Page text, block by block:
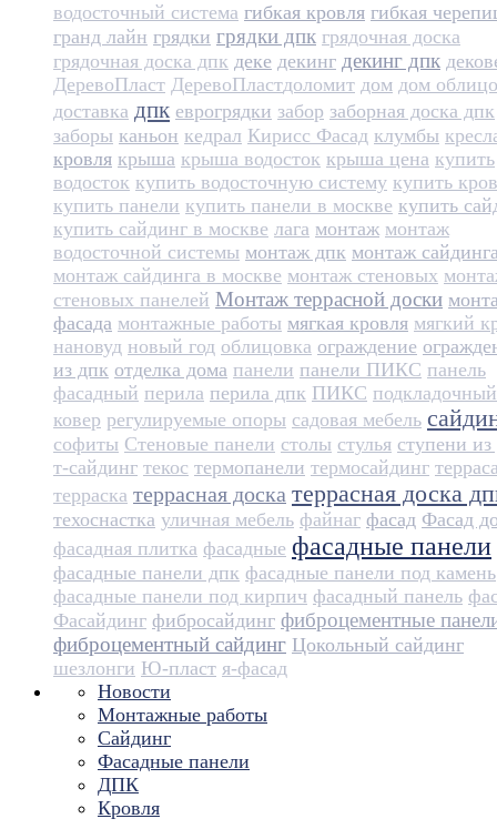
водосточный система гибкая кровля гибкая
гранд лайн грядки грядки дпк грядочная доска
грядочная доска дпк деке декинг декинг дпк
ДеревоПласт ДеревоПласт​доломит дом дом
доставка дпк еврогрядки забор заборная доска дпк
заборы каньон кедрал Кирисс Фасад клумбы
кровля крыша крыша водосток крыша цена купить
водосток купить водосточную систему купить
купить панели купить панели в москве купить
купить сайдинг в москве лага монтаж монтаж
водосточной системы монтаж дпк монтаж
монтаж сайдинга в москве монтаж стеновых
стеновых панелей Монтаж террасной доски
фасада монтажные работы мягкая кровля мягкий
нановуд новый год облицовка ограждение
из дпк отделка дома панели панели ПИКС панель
фасадный перила перила дпк ПИКС подкладочный
ковер регулируемые опоры садовая мебель
софиты Стеновые панели столы стулья ступени
т-сайдинг текос термопанели термосайдинг
терраска террасная доска террасная доска
техоснастка уличная мебель файнаг фасад Фасад
фасадная плитка фасадные фасадные панели
фасадные панели дпк фасадные панели под камень
фасадные панели под кирпич фасадный панель
Фасайдинг фибросайдинг фиброцементные
фиброцементный сайдинг Цокольный сайдинг
шезлонги Ю-пласт я-фасад
Новости
Монтажные работы
Сайдинг
Фасадные панели
ДПК
Кровля